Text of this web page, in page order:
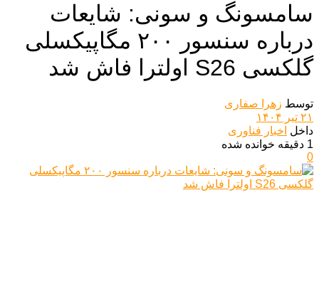
سامسونگ و سونی: شایعات
درباره سنسور ۲۰۰ مگاپیکسلی
گلکسی S26 اولترا فاش شد
توسط زهرا صفاری
۲۱ تیر ۱۴۰۴
داخل اخبار فناوری
1 دقیقه خوانده شده
0